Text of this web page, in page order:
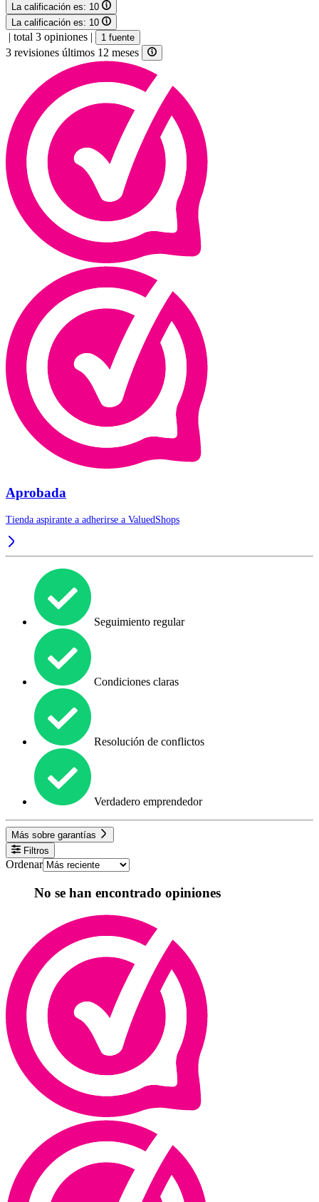
La calificación es: 10
La calificación es: 10
| total 3 opiniones | 1 fuente
3 revisiones últimos 12 meses
Aprobada
Tienda aspirante a adherirse a ValuedShops
Seguimiento regular
Condiciones claras
Resolución de conflictos
Verdadero emprendedor
Más sobre garantías
Filtros
Ordenar
No se han encontrado opiniones